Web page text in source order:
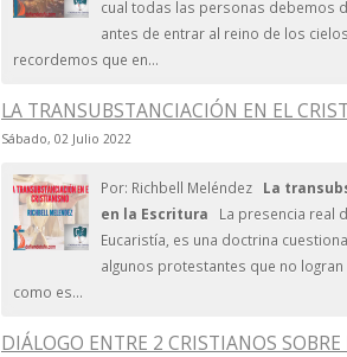
cual todas las personas debemos
antes de entrar al reino de los
recordemos que en...
LA TRANSUBSTANCIACIÓN EN EL
Sábado, 02 Julio 2022
Por: Richbell Meléndez La
en la Escritura La presencia real
Eucaristía, es una doctrina
algunos protestantes que no
como es...
DIÁLOGO ENTRE 2 CRISTIANOS SOBRE